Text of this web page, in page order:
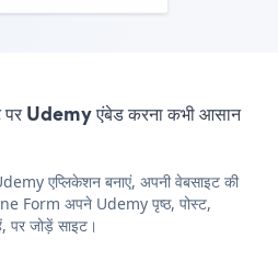
Udemy एंबेड करना कभी आसान
एप्लिकेशन बनाएं, अपनी वेबसाइट की
Form अपने Udemy पृष्ठ, पोस्ट,
पर जोड़ें साइट।